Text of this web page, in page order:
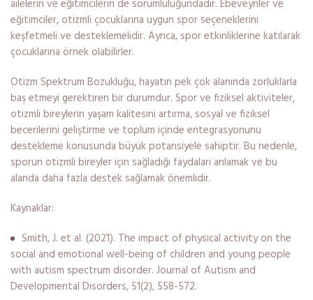
ailelerin ve eğitimcilerin de sorumluluğundadır. Ebeveynler ve
eğitimciler, otizmli çocuklarına uygun spor seçeneklerini
keşfetmeli ve desteklemelidir. Ayrıca, spor etkinliklerine katılarak
çocuklarına örnek olabilirler.
Otizm Spektrum Bozukluğu, hayatın pek çok alanında zorluklarla
baş etmeyi gerektiren bir durumdur. Spor ve fiziksel aktiviteler,
otizmli bireylerin yaşam kalitesini artırma, sosyal ve fiziksel
becerilerini geliştirme ve toplum içinde entegrasyonunu
destekleme konusunda büyük potansiyele sahiptir. Bu nedenle,
sporun otizmli bireyler için sağladığı faydaları anlamak ve bu
alanda daha fazla destek sağlamak önemlidir.
Kaynaklar:
Smith, J. et al. (2021). The impact of physical activity on the
social and emotional well-being of children and young people
with autism spectrum disorder. Journal of Autism and
Developmental Disorders, 51(2), 558-572.